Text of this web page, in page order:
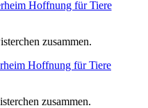
zusammen.
zusammen.